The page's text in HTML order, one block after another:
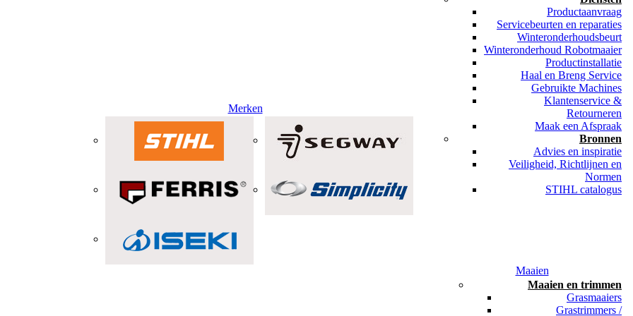
Merken
Productaanvraag
Servicebeurten en reparaties
Winteronderhoudsbeurt
Winteronderhoud Robotmaaier
Productinstallatie
Haal en Breng Service
Gebruikte Machines
Klantenservice &
Retourneren
Maak een Afspraak
Bronnen
Advies en inspiratie
Veiligheid, Richtlijnen en
Normen
STIHL catalogus
Maaien
Maaien en trimmen
Grasmaaiers
Grastrimmers /